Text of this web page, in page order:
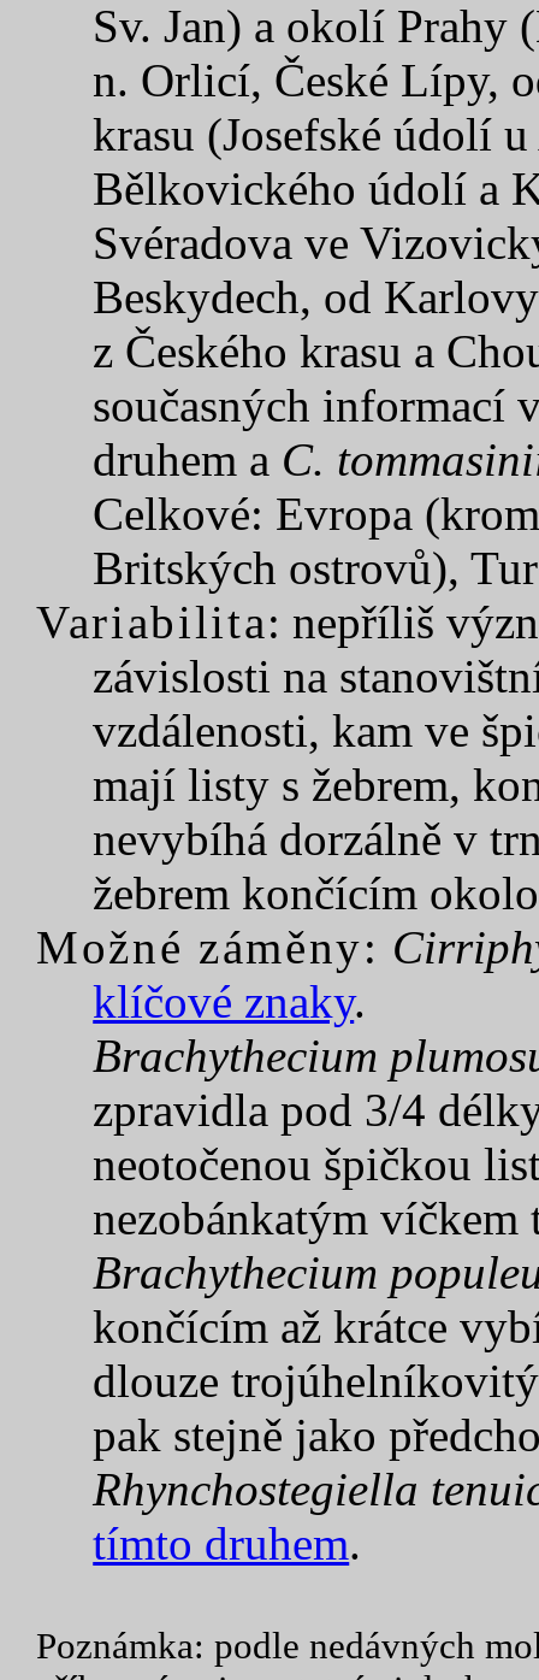
Sv. Jan) a okolí Prahy
n. Orlicí, České Lípy,
krasu (Josefské údolí
Bělkovického údolí a
Svéradova ve
Beskydech, od
z Českého krasu a
současných informací
druhem a C.
Celkové: Evropa
Britských ostrovů),
Variabilita: nepříliš
závislosti na
vzdálenosti, kam ve
mají listy s žebrem,
nevybíhá dorzálně v
žebrem končícím
Možné záměny:
klíčové znaky.
Brachythecium
zpravidla pod 3/4
neotočenou špičkou
nezobánkatým víčkem
Brachythecium
končícím až krátce
dlouze
pak stejně jako
Rhynchostegiella
tímto druhem.
Poznámka: podle nedávných